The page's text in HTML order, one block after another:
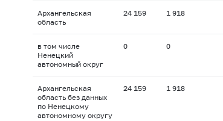
Архангельская
область
24 159 1 918
в том числе
Ненецкий
автономный округ
0 0
Архангельская
область без данных
по Ненецкому
автономному округу
24 159 1 918